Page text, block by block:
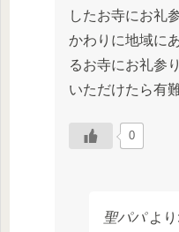
したお寺にお礼
かわりに地域に
るお寺にお礼参
いただけたら有
0
聖パパ より: